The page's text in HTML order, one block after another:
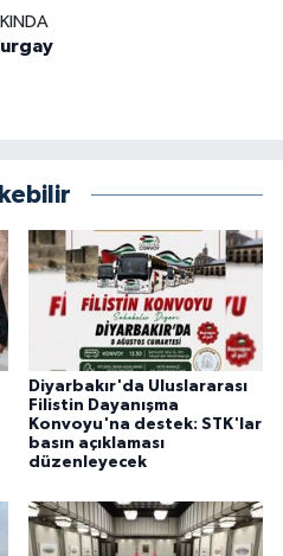
Diyarbakır'da Uluslararası
Filistin Dayanışma
Konvoyu'na destek: STK'lar
basın açıklaması
düzenleyecek